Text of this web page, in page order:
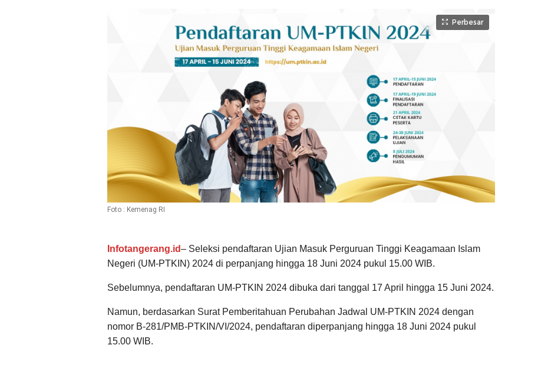
Perbesar
Foto : Kemenag RI
Infotangerang.id– Seleksi pendaftaran Ujian Masuk Perguruan Tinggi Keagamaan Islam
Negeri (UM-PTKIN) 2024 di perpanjang hingga 18 Juni 2024 pukul 15.00 WIB.
Sebelumnya, pendaftaran UM-PTKIN 2024 dibuka dari tanggal 17 April hingga 15 Juni 2024.
Namun, berdasarkan Surat Pemberitahuan Perubahan Jadwal UM-PTKIN 2024 dengan
nomor B-281/PMB-PTKIN/VI/2024, pendaftaran diperpanjang hingga 18 Juni 2024 pukul
15.00 WIB.